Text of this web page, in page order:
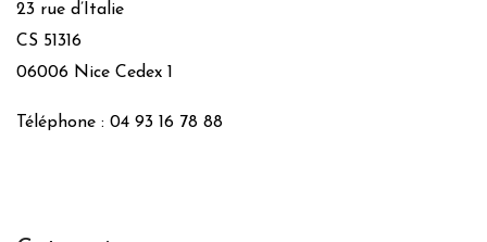
23 rue d’Italie
CS 51316
06006 Nice Cedex 1
Téléphone : 04 93 16 78 88